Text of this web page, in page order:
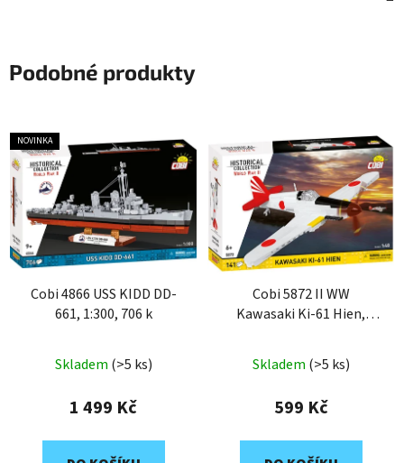
Podobné produkty
NOVINKA
Cobi 4866 USS KIDD DD-
661, 1:300, 706 k
Skladem (>5 ks)
1 499 Kč
Cobi 5872 II WW
Kawasaki Ki-61 Hien,
Skladem (>5 ks)
599 Kč